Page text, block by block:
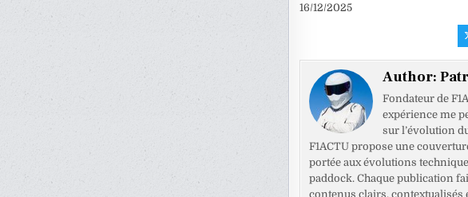
16/12/2025
Author:
Fondateur de
expérience me
sur l’évolution
F1ACTU propose une
portée aux évolutions
paddock. Chaque publication
contenus clairs, contextualisés